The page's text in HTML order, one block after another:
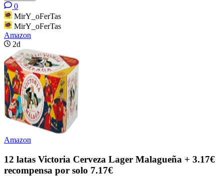
0
MirY_oFerTas
MirY_oFerTas
Amazon
2d
Amazon
12 latas Victoria Cerveza Lager Malagueña + 3.17€
recompensa por solo 7.17€